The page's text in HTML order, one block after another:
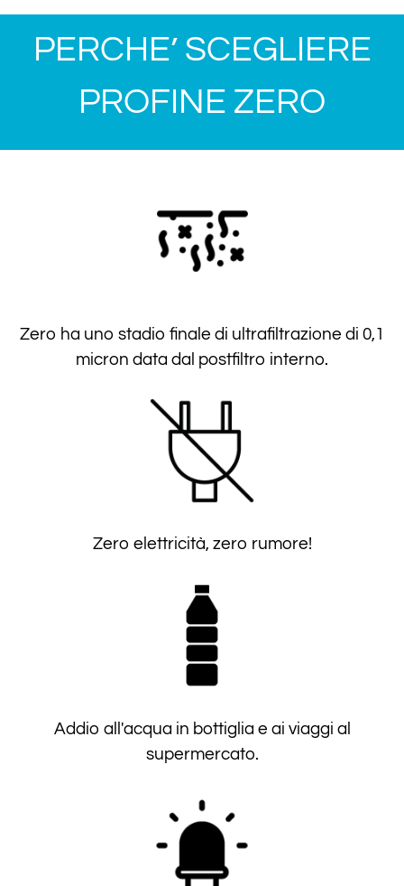
PERCHE’ SCEGLIERE
PROFINE ZERO
Zero ha uno stadio finale di ultrafiltrazione di 0,1
micron data dal postfiltro interno.
Zero elettricità, zero rumore!
Addio all'acqua in bottiglia e ai viaggi al
supermercato.